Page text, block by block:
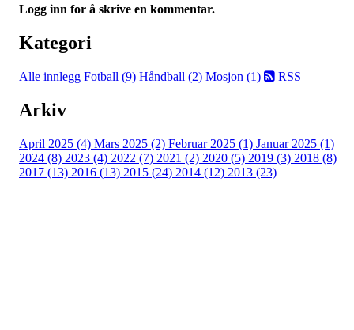
Logg inn for å skrive en kommentar.
Kategori
Alle innlegg Fotball (9) Håndball (2) Mosjon (1) RSS
Arkiv
April 2025 (4) Mars 2025 (2) Februar 2025 (1) Januar 2025 (1)
2024 (8) 2023 (4) 2022 (7) 2021 (2) 2020 (5) 2019 (3) 2018 (8)
2017 (13) 2016 (13) 2015 (24) 2014 (12) 2013 (23)